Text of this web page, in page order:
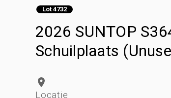
Lot 4732
2026 SUNTOP
Schuilplaats
Locatie